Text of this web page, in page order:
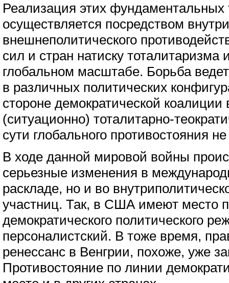
Реализация этих
осуществляется посредством
внешнеполитического
сил и стран натиску тоталитаризма
глобальном масштабе. Борьба
в различных политических
стороне демократической коалиции
(ситуационно) тоталитарно-
сути глобального противостояния
В ходе данной мировой войны
серьезные изменения в
раскладе, но и во
участниц. Так, в США имеют место
демократического политического
персоналистский. В тоже время,
ренессанс в Венгрии, похоже, уже
Противостояние по линии